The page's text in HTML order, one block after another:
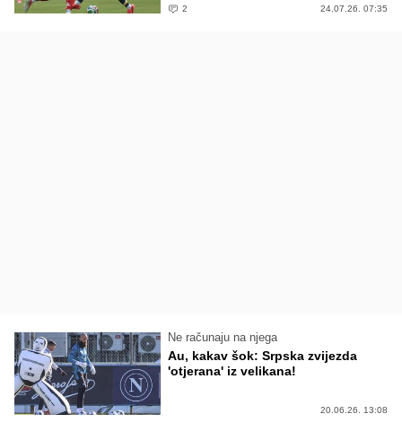
2 24.07.26. 07:35
Ne računaju na njega
Au, kakav šok: Srpska zvijezda
'otjerana' iz velikana!
20.06.26. 13:08